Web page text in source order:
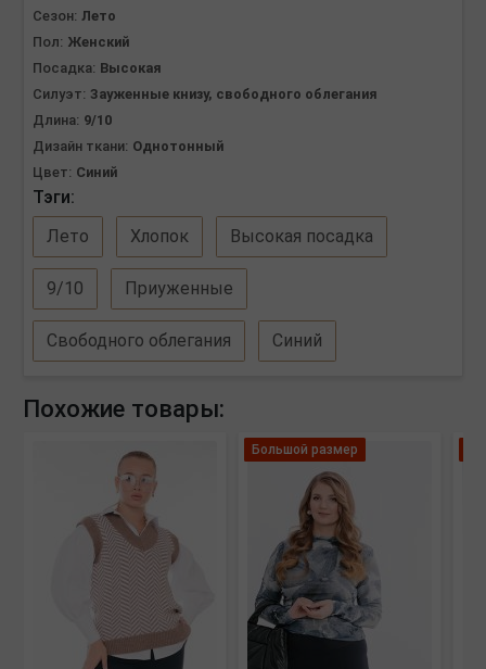
Сезон: Лето
Пол: Женский
Посадка: Высокая
Силуэт: Зауженные книзу, свободного облегания
Длина: 9/10
Дизайн ткани: Однотонный
Цвет: Синий
Тэги:
Лето
Хлопок Высокая посадка
9/10 Приуженные
Свободного облегания Синий
Похожие товары:
Большой размер